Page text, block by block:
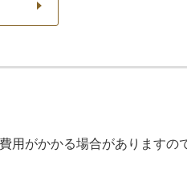
用がかかる場合がありますの